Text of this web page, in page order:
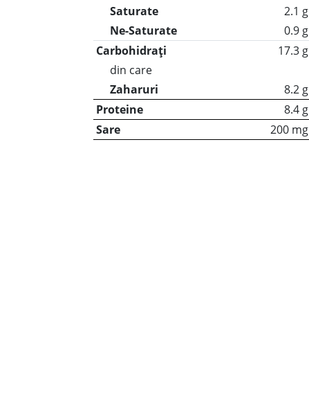
Saturate
2.1 g
Ne-Saturate
0.9 g
Carbohidrați
17.3 g
din care
Zaharuri
8.2 g
Proteine
8.4 g
Sare
200 mg